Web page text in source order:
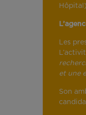
Les
et une
Son